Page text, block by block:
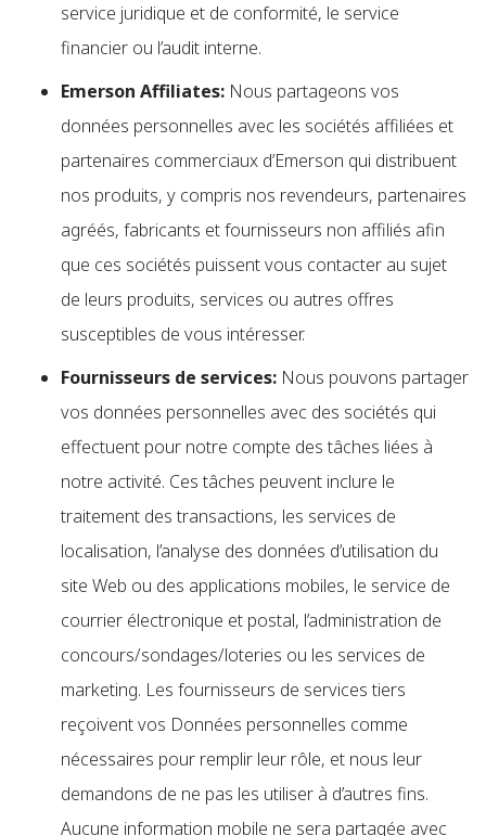
service juridique et de conformité, le service
financier ou l’audit interne.
Emerson Affiliates: Nous partageons vos
données personnelles avec les sociétés affiliées et
partenaires commerciaux d’Emerson qui distribuent
nos produits, y compris nos revendeurs, partenaires
agréés, fabricants et fournisseurs non affiliés afin
que ces sociétés puissent vous contacter au sujet
de leurs produits, services ou autres offres
susceptibles de vous intéresser.
Fournisseurs de services: Nous pouvons partager
vos données personnelles avec des sociétés qui
effectuent pour notre compte des tâches liées à
notre activité. Ces tâches peuvent inclure le
traitement des transactions, les services de
localisation, l’analyse des données d’utilisation du
site Web ou des applications mobiles, le service de
courrier électronique et postal, l’administration de
concours/sondages/loteries ou les services de
marketing. Les fournisseurs de services tiers
reçoivent vos Données personnelles comme
nécessaires pour remplir leur rôle, et nous leur
demandons de ne pas les utiliser à d’autres fins.
Aucune information mobile ne sera partagée avec